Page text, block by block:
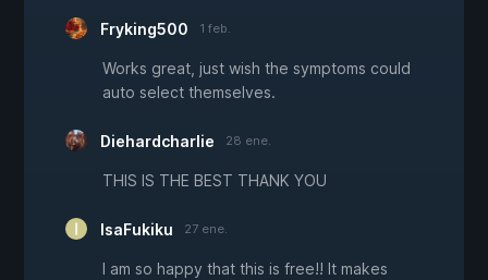
Fryking500 1 feb.
Works great, just wish the symptoms could
auto select themselves.
Diehardcharlie 28 ene.
THIS IS THE BEST THANK YOU
IsaFukiku 27 ene.
I am so happy that this is free!! It makes